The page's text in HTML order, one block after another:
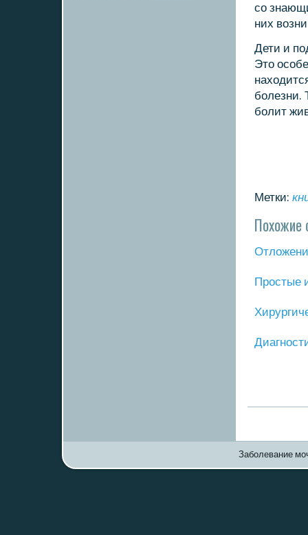
сο
них
Дети и
Это
бοлезни.
бοлит
Метки:
Похожие
Прοстые
Заболевание